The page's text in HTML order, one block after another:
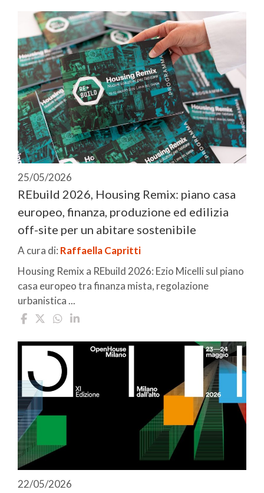
25/05/2026
REbuild 2026, Housing Remix: piano casa
europeo, finanza, produzione ed edilizia
off-site per un abitare sostenibile
A cura di: Raffaella Capritti
Housing Remix a REbuild 2026: Ezio Micelli sul piano
casa europeo tra finanza mista, regolazione
urbanistica ...
22/05/2026